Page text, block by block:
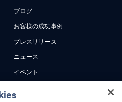
ブログ
お客様の成功事例
プレスリリース
ニュース
イベント